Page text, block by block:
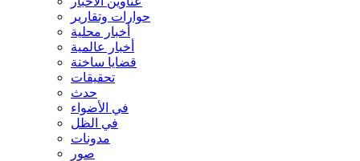
حوارات وتقارير
أخبار محلية
أخبار عالمية
قضايا ساخنة
تحقيقات
حدث
في الأضواء
في الظل
مدونات
صور